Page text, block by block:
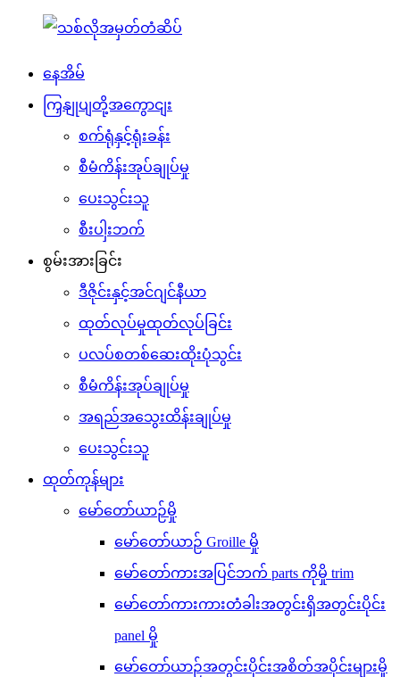
နေအိမ်
ကြှနျုပျတို့အကွောငျး
စက်ရုံနှင့်ရုံးခန်း
စီမံကိန်းအုပ်ချုပ်မှု
ပေးသွင်းသူ
စီးပါှးဘက်
စွမ်းအားခြင်း
ဒီဇိုင်းနှင့်အင်ဂျင်နီယာ
ထုတ်လုပ်မှုထုတ်လုပ်ခြင်း
ပလပ်စတစ်ဆေးထိုးပုံသွင်း
စီမံကိန်းအုပ်ချုပ်မှု
အရည်အသွေးထိန်းချုပ်မှု
ပေးသွင်းသူ
ထုတ်ကုန်များ
မော်တော်ယာဉ်မှို
မော်တော်ယာဉ် Groille မှို
မော်တော်ကားအပြင်ဘက် parts ကိုမှို trim
မော်တော်ကားကားတံခါးအတွင်းရှိအတွင်းပိုင်း
panel မှို
မော်တော်ယာဉ်အတွင်းပိုင်းအစိတ်အပိုင်းများမှို